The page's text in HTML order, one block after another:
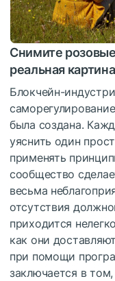
Снимите
реальная картина
Блокчейн-
была создана.
уяснить один
применять
сообщество
весьма
отсутствия
приходится
как они
при помощи
заключается в